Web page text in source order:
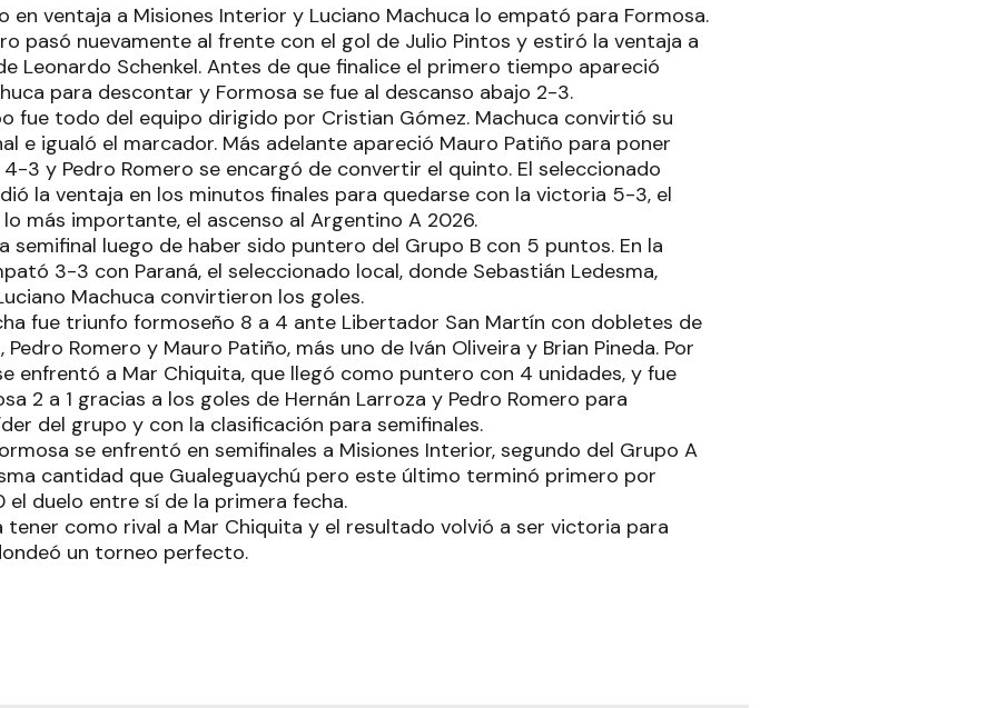
en ventaja a Misiones Interior y Luciano Machuca lo empató para Formosa.
pasó nuevamente al frente con el gol de Julio Pintos y estiró la ventaja a
Leonardo Schenkel. Antes de que finalice el primero tiempo apareció
para descontar y Formosa se fue al descanso abajo 2-3.
fue todo del equipo dirigido por Cristian Gómez. Machuca convirtió su
e igualó el marcador. Más adelante apareció Mauro Patiño para poner
3 y Pedro Romero se encargó de convertir el quinto. El seleccionado
la ventaja en los minutos finales para quedarse con la victoria 5-3, el
más importante, el ascenso al Argentino A 2026.
semifinal luego de haber sido puntero del Grupo B con 5 puntos. En la
3-3 con Paraná, el seleccionado local, donde Sebastián Ledesma,
Machuca convirtieron los goles.
fue triunfo formoseño 8 a 4 ante Libertador San Martín con dobletes de
Pedro Romero y Mauro Patiño, más uno de Iván Oliveira y Brian Pineda. Por
enfrentó a Mar Chiquita, que llegó como puntero con 4 unidades, y fue
2 a 1 gracias a los goles de Hernán Larroza y Pedro Romero para
del grupo y con la clasificación para semifinales.
se enfrentó en semifinales a Misiones Interior, segundo del Grupo A
cantidad que Gualeguaychú pero este último terminó primero por
el duelo entre sí de la primera fecha.
tener como rival a Mar Chiquita y el resultado volvió a ser victoria para
un torneo perfecto.